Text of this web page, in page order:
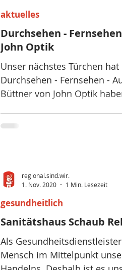
Durchsehen -
John Optik
Unser nächstes Türchen
Durchsehen - Fernsehen -
Büttner von John Optik
aktuelles
Sanitätshaus Schaub
Als
Mensch im Mittelpunkt
gesundheitlich
regional.sind.wir.
1. Nov. 2020
1 Min. Lesezeit